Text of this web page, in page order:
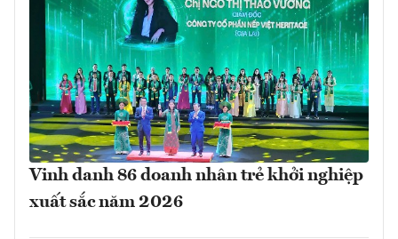
Vinh danh 86 doanh nhân trẻ khởi nghiệp
xuất sắc năm 2026